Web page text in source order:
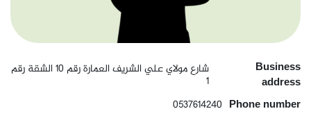
شارع مولاي علي الشريف العمارة رقم 10 الشقة رقم
1
Business
address
0537614240 Phone number